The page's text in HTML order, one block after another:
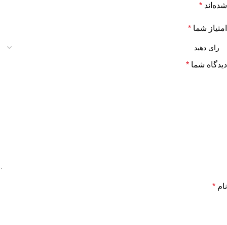
شده‌اند *
امتیاز شما *
دیدگاه شما *
نام *